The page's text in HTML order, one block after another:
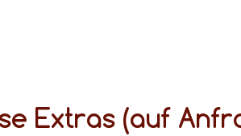
Extras (auf